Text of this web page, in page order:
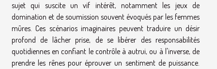
sujet qui suscite un vif intérêt, notamment les jeux de
domination et de soumission souvent évoqués par les femmes
mûres. Ces scénarios imaginaires peuvent traduire un désir
profond de lâcher prise, de se libérer des responsabilités
quotidiennes en confiant le contrôle à autrui, ou à l'inverse, de
prendre les rênes pour éprouver un sentiment de puissance.